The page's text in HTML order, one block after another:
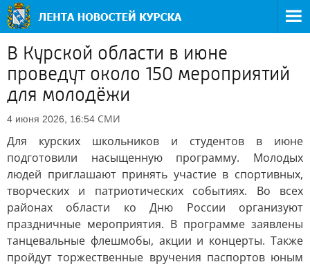
В Курской области в июне
проведут около 150 мероприятий
для молодёжи
4 июня 2026, 16:54 СМИ
Для курских школьников и студентов в июне
подготовили насыщенную программу. Молодых
людей приглашают принять участие в спортивных,
творческих и патриотических событиях. Во всех
районах области ко Дню России организуют
праздничные мероприятия. В программе заявлены
танцевальные флешмобы, акции и концерты. Также
пройдут торжественные вручения паспортов юным